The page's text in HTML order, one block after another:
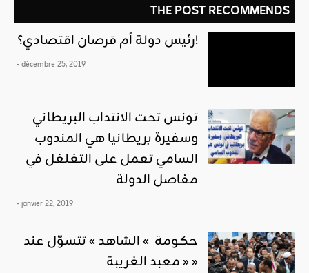
THE POST RECOMMENDS
رئيس دولة أم قرصان اقتصادي؟!
- décembre 25, 2019
تونس تحت الانتداب البريطاني
وسفيرة بريطانيا هي المندوب
السامي تعمل على التغلغل في
مفاصل الدولة
- janvier 22, 2019
حكومة » الشاهد » تتسوّل عند
« معبد الغريبة »